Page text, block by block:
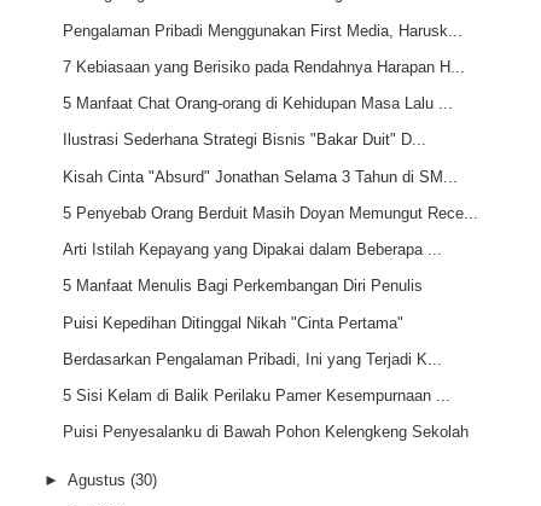
Pengalaman Pribadi Menggunakan First Media, Harusk...
7 Kebiasaan yang Berisiko pada Rendahnya Harapan H...
5 Manfaat Chat Orang-orang di Kehidupan Masa Lalu ...
Ilustrasi Sederhana Strategi Bisnis "Bakar Duit" D...
Kisah Cinta "Absurd" Jonathan Selama 3 Tahun di SM...
5 Penyebab Orang Berduit Masih Doyan Memungut Rece...
Arti Istilah Kepayang yang Dipakai dalam Beberapa ...
5 Manfaat Menulis Bagi Perkembangan Diri Penulis
Puisi Kepedihan Ditinggal Nikah "Cinta Pertama"
Berdasarkan Pengalaman Pribadi, Ini yang Terjadi K...
5 Sisi Kelam di Balik Perilaku Pamer Kesempurnaan ...
Puisi Penyesalanku di Bawah Pohon Kelengkeng Sekolah
► Agustus (30)